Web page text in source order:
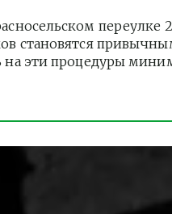
переулке
становятся
на эти процедуры